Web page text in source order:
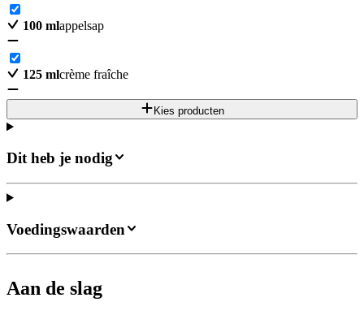
100 mlappelsap
125 mlcrème fraîche
Kies producten
Dit heb je nodig
Aan de slag
Voedingswaarden